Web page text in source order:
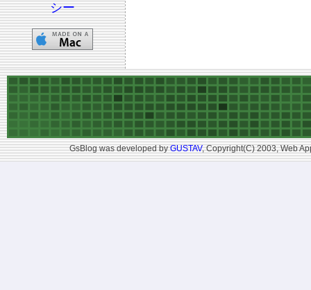
シー
GsBlog was developed byGUSTAV, Copyright(C) 2003, Web